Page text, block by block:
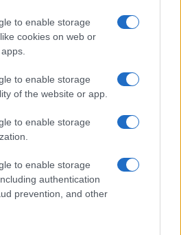
to enable storage
cookies on web or
to enable storage
of the website or app.
to enable storage
to enable storage
authentication
prevention, and other
a La Maddalena, la vicesindaco:
per visita privata̶…
notte a Olbia, a fuoco due furgoni
con bombole, intervento dei